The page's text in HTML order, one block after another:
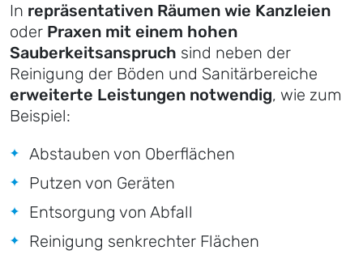
In repräsentativen Räumen wie Kanzleien
oder Praxen mit einem hohen
Sauberkeitsanspruch sind neben der
Reinigung der Böden und Sanitärbereiche
erweiterte Leistungen notwendig, wie zum
Beispiel:
Abstauben von Oberflächen
Putzen von Geräten
Entsorgung von Abfall
Reinigung senkrechter Flächen